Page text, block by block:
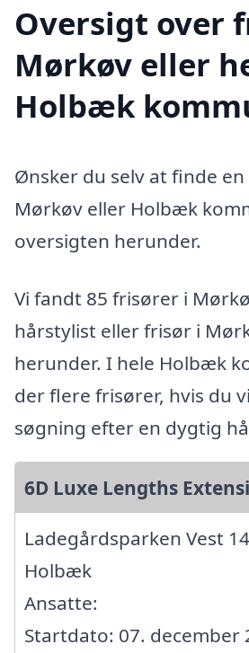
Oversigt over
Mørkøv eller
Holbæk
Ønsker du selv at finde
Mørkøv eller Holbæk
oversigten herunder.
Vi fandt 85 frisører i
hårstylist eller frisør i
herunder. I hele Holbæk
der flere frisører, hvis du
søgning efter en dygtig
6D Luxe Lengths
Ladegårdsparken Vest
Holbæk
Ansatte:
Startdato: 07. december